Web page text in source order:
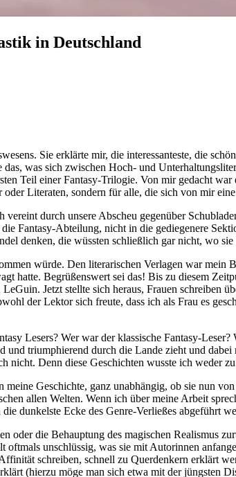
in Deutschland
Sie erklärte mir, die interessanteste, die
was sich zwischen Hoch- und
Teil einer Fantasy-Trilogie. Von mir gedacht
Literaten, sondern für alle, die sich von mir
vereint durch unsere Abscheu gegenüber
Fantasy-Abteilung, nicht in die gediegenere
denken, die wüssten schließlich gar nicht, wo
würde. Den literarischen Verlagen war mein
hatte. Begrüßenswert sei das! Bis zu diesem
Jetzt stellte sich heraus, Frauen schreiben
der Lektor sich freute, dass ich als Frau es
Lesers? Wer war der klassische Fantasy-
triumphierend durch die Lande zieht und
Denn diese Geschichten wusste ich weder
Geschichte, ganz unabhängig, ob sie nun
allen Welten. Wenn ich über meine Arbeit
dunkelste Ecke des Genre-Verließes abgeführt
oder die Behauptung des magischen Realismus
unschlüssig, was sie mit Autorinnen
schreiben, schnell zu Querdenkern erklärt
(hierzu möge man sich etwa mit der jüngsten